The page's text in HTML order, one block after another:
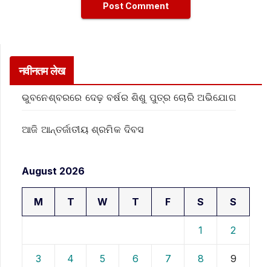
नवीनतम लेख
ଭୁବନେଶ୍ବରରେ ଦେଢ଼ ବର୍ଷର ଶିଶୁ ପୁତ୍ର ଚୋରି ଅଭିଯୋଗ
ଆଜି ଆନ୍ତର୍ଜାତୀୟ ଶ୍ରମିକ ଦିବସ
August 2026
M T W T F S S
1 2
3 4 5 6 7 8 9